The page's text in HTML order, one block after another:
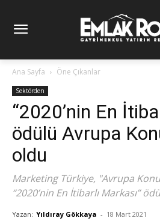
Ana Sayfa Öne Çıkanlar
Sektörden
“2020’nin En
ödülü Avrupa
oldu
Marketing Türkiye, "Avrupa
“2020’nin En İtibarlı Markası”
Yazan: Yıldıray Gökkaya - 18 Mart 2021